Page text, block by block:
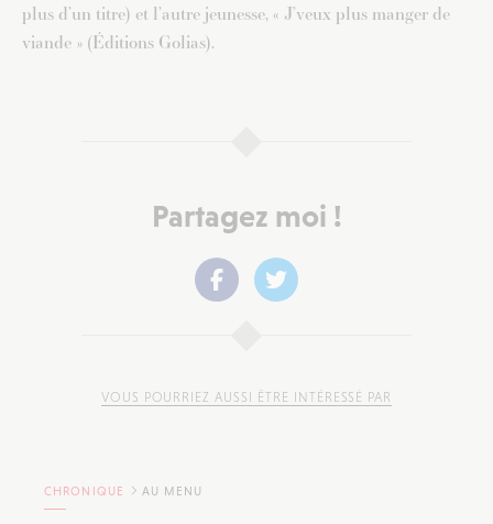
plus d’un titre) et l’autre jeunesse, « J’veux plus manger de
viande » (Éditions Golias).
Partagez moi !
VOUS POURRIEZ AUSSI ÊTRE INTÉRESSÉ PAR
CHRONIQUE AU MENU